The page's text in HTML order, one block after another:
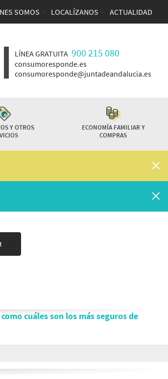
SOMOS LOCALÍZANOS ACTUALIDAD
LÍNEA GRATUITA 900 215 080
consumoresponde.es
consumoresponde@juntadeandalucia.es
Y OTROS
ECONOMÍA FAMILIAR Y
COMPRAS
cuáles son los más seguros de